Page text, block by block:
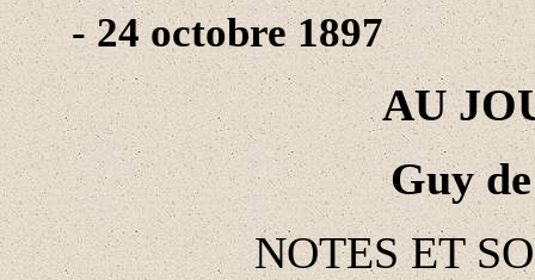
- 24 octobre 1897
AU
Guy
NOTES ET